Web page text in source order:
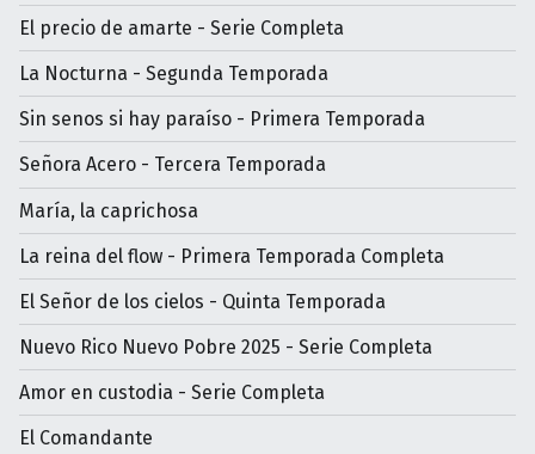
El precio de amarte - Serie Completa
La Nocturna - Segunda Temporada
Sin senos si hay paraíso - Primera Temporada
Señora Acero - Tercera Temporada
María, la caprichosa
La reina del flow - Primera Temporada Completa
El Señor de los cielos - Quinta Temporada
Nuevo Rico Nuevo Pobre 2025 - Serie Completa
Amor en custodia - Serie Completa
El Comandante